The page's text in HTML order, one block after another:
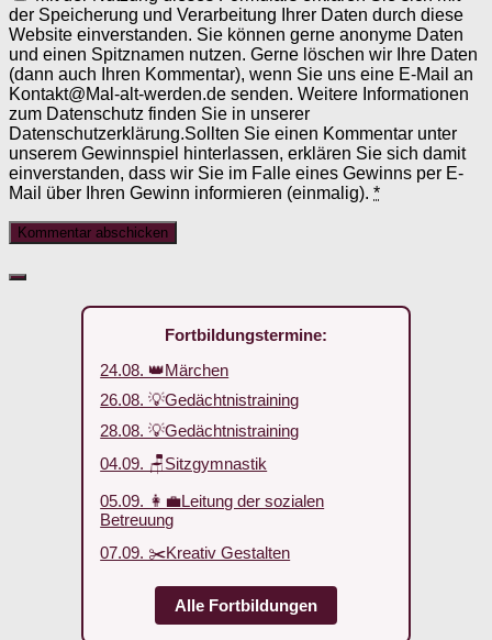
der Speicherung und Verarbeitung Ihrer Daten durch diese
Website einverstanden. Sie können gerne anonyme Daten
und einen Spitznamen nutzen. Gerne löschen wir Ihre Daten
(dann auch Ihren Kommentar), wenn Sie uns eine E-Mail an
Kontakt@Mal-alt-werden.de senden. Weitere Informationen
zum Datenschutz finden Sie in unserer
Datenschutzerklärung.Sollten Sie einen Kommentar unter
unserem Gewinnspiel hinterlassen, erklären Sie sich damit
einverstanden, dass wir Sie im Falle eines Gewinns per E-
Mail über Ihren Gewinn informieren (einmalig). *
Fortbildungstermine:
24.08. 👑Märchen
26.08. 💡Gedächtnistraining
28.08. 💡Gedächtnistraining
04.09. 🪑Sitzgymnastik
05.09. 👩‍💼Leitung der sozialen
Betreuung
07.09. ✂️Kreativ Gestalten
Alle Fortbildungen